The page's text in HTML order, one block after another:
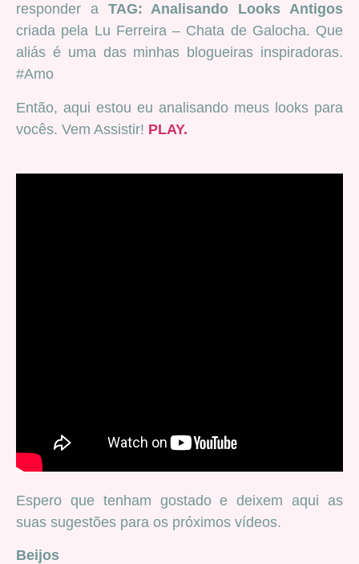
responder aTAG: Analisando Looks Antigos
criada pela Lu Ferreira – Chata de Galocha. Que
aliás é uma das minhas blogueiras inspiradoras.
#Amo
Então, aqui estou eu analisando meus looks para
vocês. Vem Assistir! PLAY.
Espero que tenham gostado e deixem aqui as
suas sugestões para os próximos vídeos.
Beijos